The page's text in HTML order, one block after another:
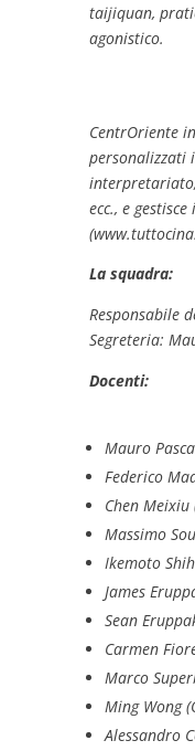
taijiquan,
agonistico.
CentrOriente
personalizzati
ecc., e
La squadra:
Responsabile
Segreteria:
Docenti:
Mauro
Federico
Chen Meixiu
Massimo
Ikemoto
James
Sean
Carmen
Marco
Ming Wong
Alessandro